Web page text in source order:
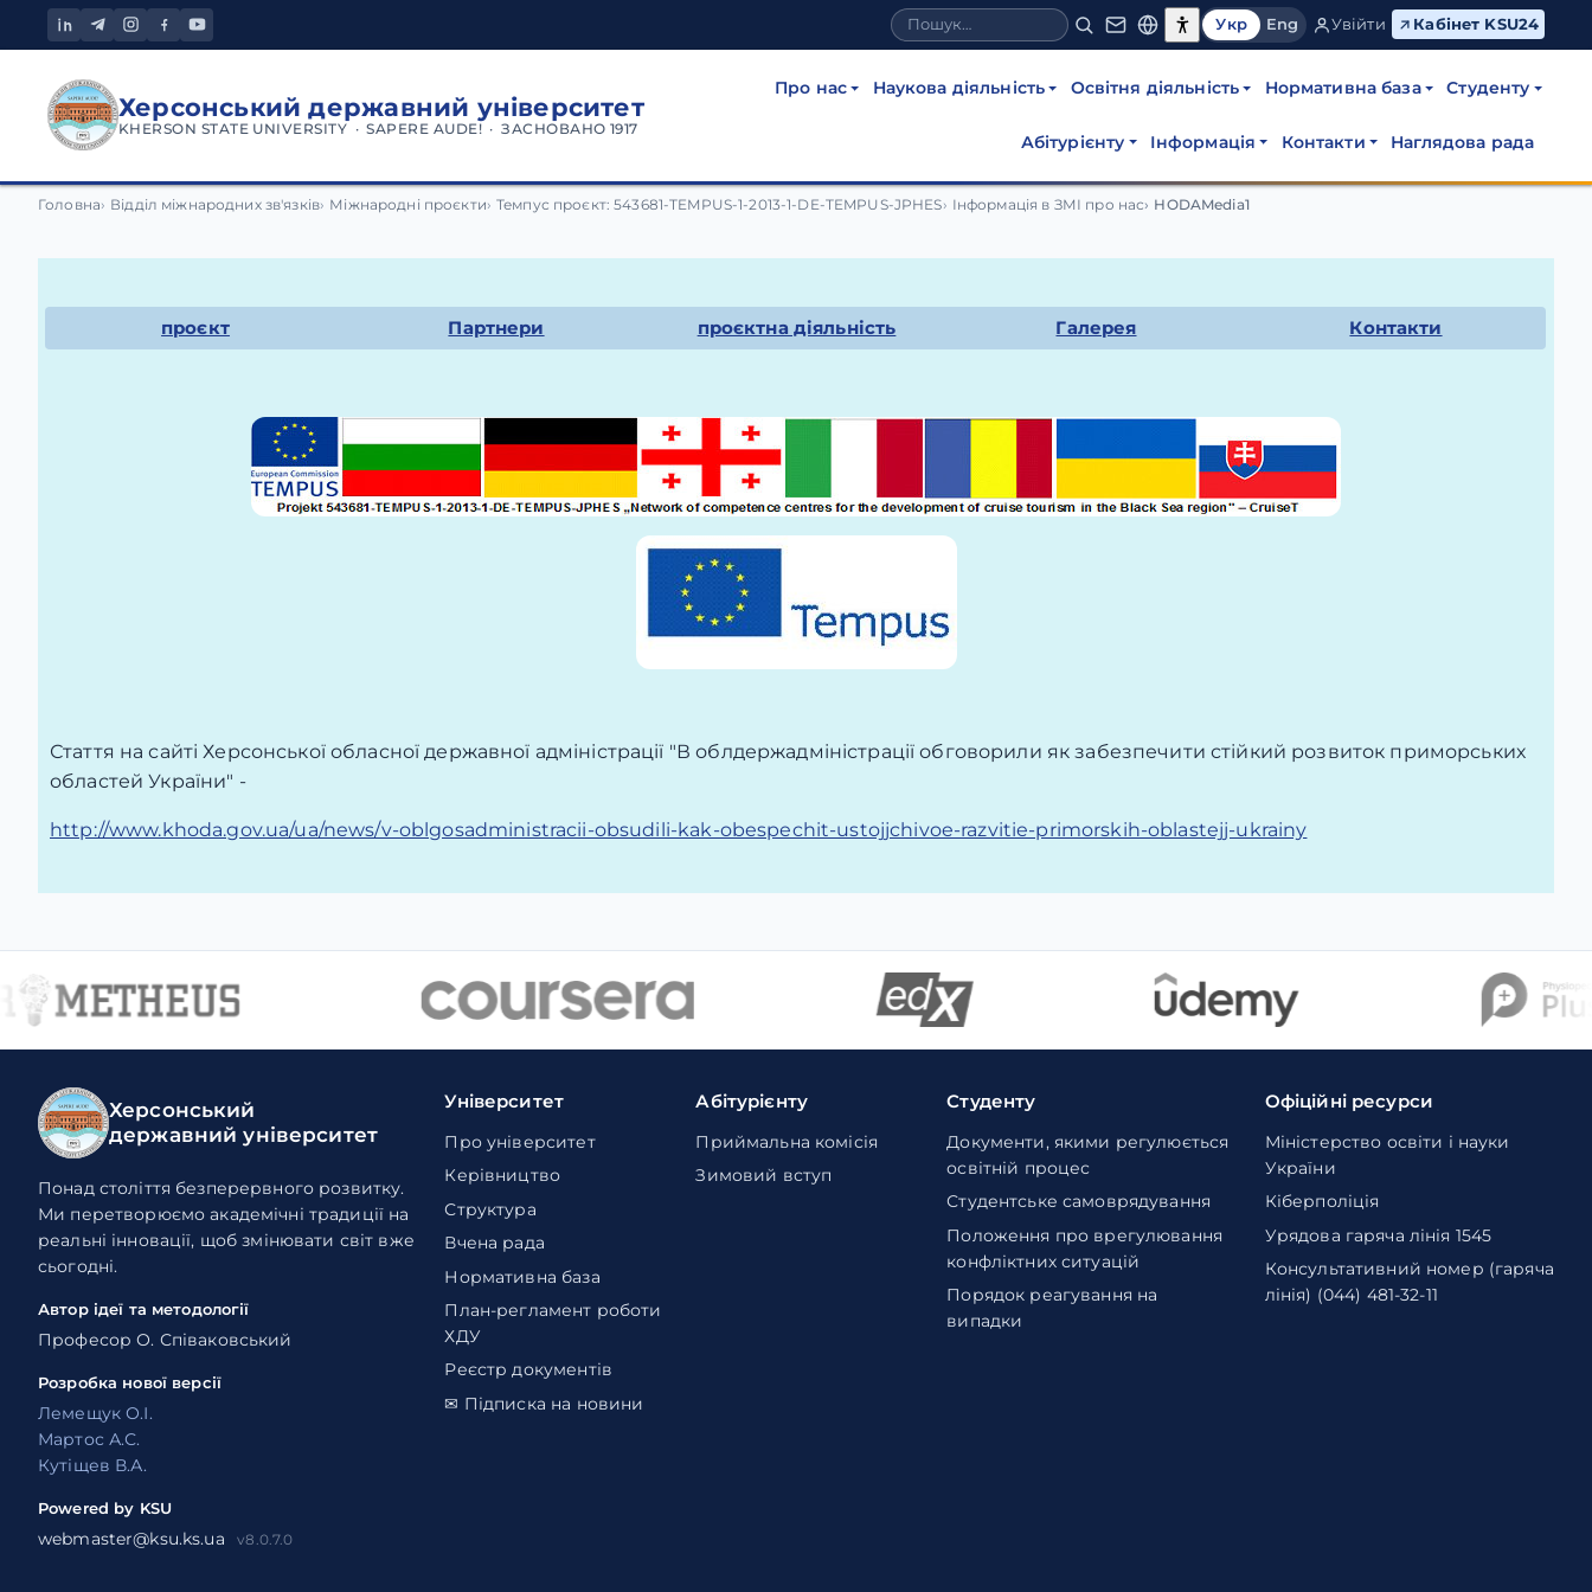
Укр Eng Увійти Кабінет KSU24
Херсонський державний університет
KHERSON STATE UNIVERSITY · SAPERE AUDE! · ЗАСНОВАНО 1917
Про нас Наукова діяльність Освітня діяльність Нормативна база Студенту
Абітурієнту Інформація Контакти Наглядова рада
HODAMedia1
Головна Відділ міжнародних зв'язків Міжнародні проєкти Темпус проєкт: 543681-TEMPUS-1-2013-1-DE-TEMPUS-JPHES Інформація в ЗМІ про нас HODAMedia1
проєкт Партнери проєктна діяльність Галерея Контакти
Стаття на сайті Херсонської обласної державної адміністрації "В облдержадміністрації обговорили як забезпечити стійкий розвиток приморських
областей України" -
http://www.khoda.gov.ua/ua/news/v-oblgosadministracii-obsudili-kak-obespechit-ustojjchivoe-razvitie-primorskih-oblastejj-ukrainy
Херсонський
державний університет
Понад століття безперервного розвитку.
Ми перетворюємо академічні традиції на
реальні інновації, щоб змінювати світ вже
сьогодні.
Автор ідеї та методології
Професор О. Співаковський
Розробка нової версії
Лемещук О.І.
Мартос А.С.
Кутіщев В.А.
Powered by KSU
webmaster@ksu.ks.ua v8.0.7.0
Університет
Про університет
Керівництво
Структура
Вчена рада
Нормативна база
План-регламент роботи
ХДУ
Реєстр документів
✉ Підписка на новини
Абітурієнту
Приймальна комісія
Зимовий вступ
Студенту
Документи, якими регулюється
освітній процес
Студентське самоврядування
Положення про врегулювання
конфліктних ситуацій
Порядок реагування на
випадки
Офіційні ресурси
Міністерство освіти і науки
України
Кіберполіція
Урядова гаряча лінія 1545
Консультативний номер (гаряча
лінія) (044) 481-32-11